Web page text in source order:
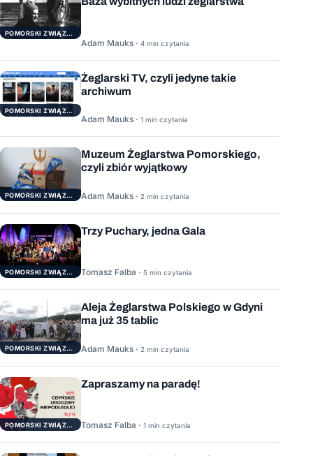
POMORSKI ZWIĄZEK ŻEGLARSKI
Adam Mauks · 4 min czytania
POMORSKI ZWIĄZEK ŻEGLARSKI
Żeglarski TV, czyli jedyne takie
archiwum
Adam Mauks · 1 min czytania
POMORSKI ZWIĄZEK ŻEGLARSKI
Muzeum Żeglarstwa Pomorskiego,
czyli zbiór wyjątkowy
Adam Mauks · 2 min czytania
POMORSKI ZWIĄZEK ŻEGLARSKI
Trzy Puchary, jedna Gala
Tomasz Falba · 5 min czytania
POMORSKI ZWIĄZEK ŻEGLARSKI
Aleja Żeglarstwa Polskiego w Gdyni
ma już 35 tablic
Adam Mauks · 2 min czytania
POMORSKI ZWIĄZEK ŻEGLARSKI
Zapraszamy na paradę!
Tomasz Falba · 1 min czytania